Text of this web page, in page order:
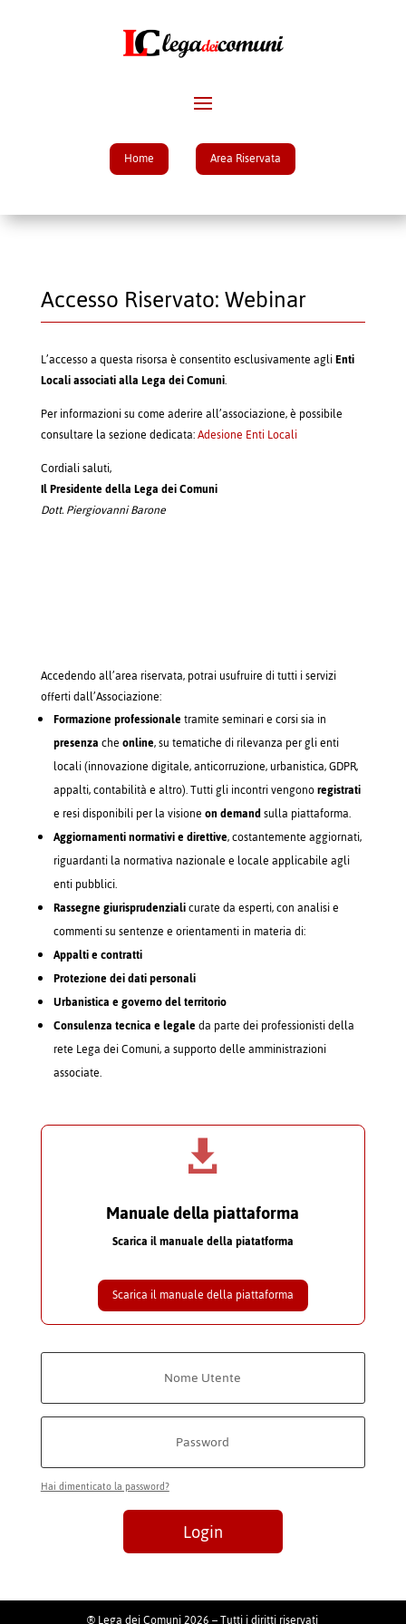
Home Area Riservata
Accesso Riservato: Webinar
L’accesso a questa risorsa è consentito esclusivamente agliEnti
Locali associati alla Lega dei Comuni.
Per informazioni su come aderire all’associazione, è possibile
consultare la sezione dedicata:Adesione Enti Locali
Cordiali saluti,
Il Presidente della Lega dei Comuni
Dott. Piergiovanni Barone
Accedendo all’area riservata, potrai usufruire di tutti i servizi
offerti dall’Associazione:
Formazione professionaletramite seminari e corsi sia in
presenzacheonline, su tematiche di rilevanza per gli enti
locali (innovazione digitale, anticorruzione, urbanistica, GDPR,
appalti, contabilità e altro). Tutti gli incontri vengonoregistrati
e resi disponibili per la visioneon demandsulla piattaforma.
Aggiornamenti normativi e direttive, costantemente aggiornati,
riguardanti la normativa nazionale e locale applicabile agli
enti pubblici.
Rassegne giurisprudenzialicurate da esperti, con analisi e
commenti su sentenze e orientamenti in materia di:
Appalti e contratti
Protezione dei dati personali
Urbanistica e governo del territorio
Consulenza tecnica e legaleda parte dei professionisti della
rete Lega dei Comuni, a supporto delle amministrazioni
associate.

Manuale della piattaforma
Scarica il manuale della piatatforma
Scarica il manuale della piattaforma
Hai dimenticato la password?
Login